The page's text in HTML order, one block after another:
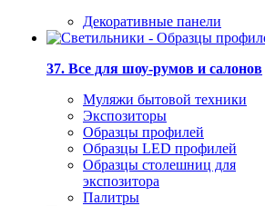
Декоративные панели
37. Все для шоу-румов и салонов
Муляжи бытовой техники
Экспозиторы
Образцы профилей
Образцы LED профилей
Образцы столешниц для
экспозитора
Палитры